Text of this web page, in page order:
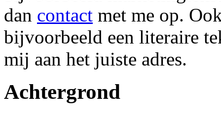
dan contact met me op.
bijvoorbeeld een literaire
mij aan het juiste adres.
Achtergrond